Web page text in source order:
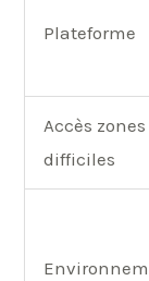
Plateforme
Accès zones
difficiles